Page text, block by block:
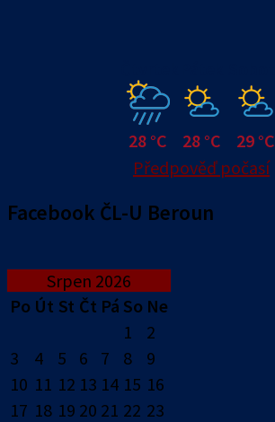
28 °C 28 °C
29 °C
Předpověď počasí
Facebook ČL-U Beroun
Srpen 2026
Po Út St Čt Pá So Ne
1
2
3
4 5 6 7 8
9
10 11 12 13 14 15 16
17 18 19 20 21 22 23